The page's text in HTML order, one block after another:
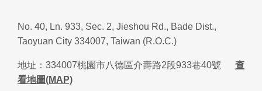
No. 40, Ln. 933, Sec. 2, Jieshou Rd., Bade Dist.,
Taoyuan City 334007, Taiwan (R.O.C.)
地址： 334007桃園市八德區介壽路2段933巷40號
查
看地圖(MAP)